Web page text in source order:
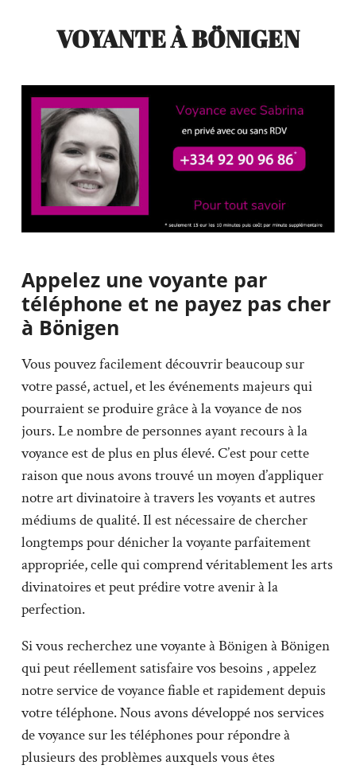
VOYANTE À BÖNIGEN
Appelez une voyante par
téléphone et ne payez pas cher
à Bönigen
Vous pouvez facilement découvrir beaucoup sur
votre passé, actuel, et les événements majeurs qui
pourraient se produire grâce à la voyance de nos
jours. Le nombre de personnes ayant recours à la
voyance est de plus en plus élevé. C’est pour cette
raison que nous avons trouvé un moyen d’appliquer
notre art divinatoire à travers les voyants et autres
médiums de qualité. Il est nécessaire de chercher
longtemps pour dénicher la voyante parfaitement
appropriée, celle qui comprend véritablement les arts
divinatoires et peut prédire votre avenir à la
perfection.
Si vous recherchez une voyante à Bönigen à Bönigen
qui peut réellement satisfaire vos besoins , appelez
notre service de voyance fiable et rapidement depuis
votre téléphone. Nous avons développé nos services
de voyance sur les téléphones pour répondre à
plusieurs des problèmes auxquels vous êtes